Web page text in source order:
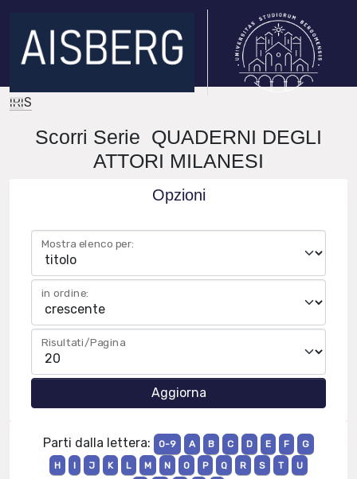
IRIS
Scorri Serie QUADERNI DEGLI
ATTORI MILANESI
Opzioni
Mostra elenco per:
in ordine:
Risultati/Pagina
Parti dalla lettera: 0-9 A B C D E F
G
H
I J K L M N O P Q R S T
U